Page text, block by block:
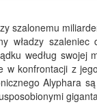
szalonemu
władzy szaleniec
według swojej
konfrontacji z
Alyphara